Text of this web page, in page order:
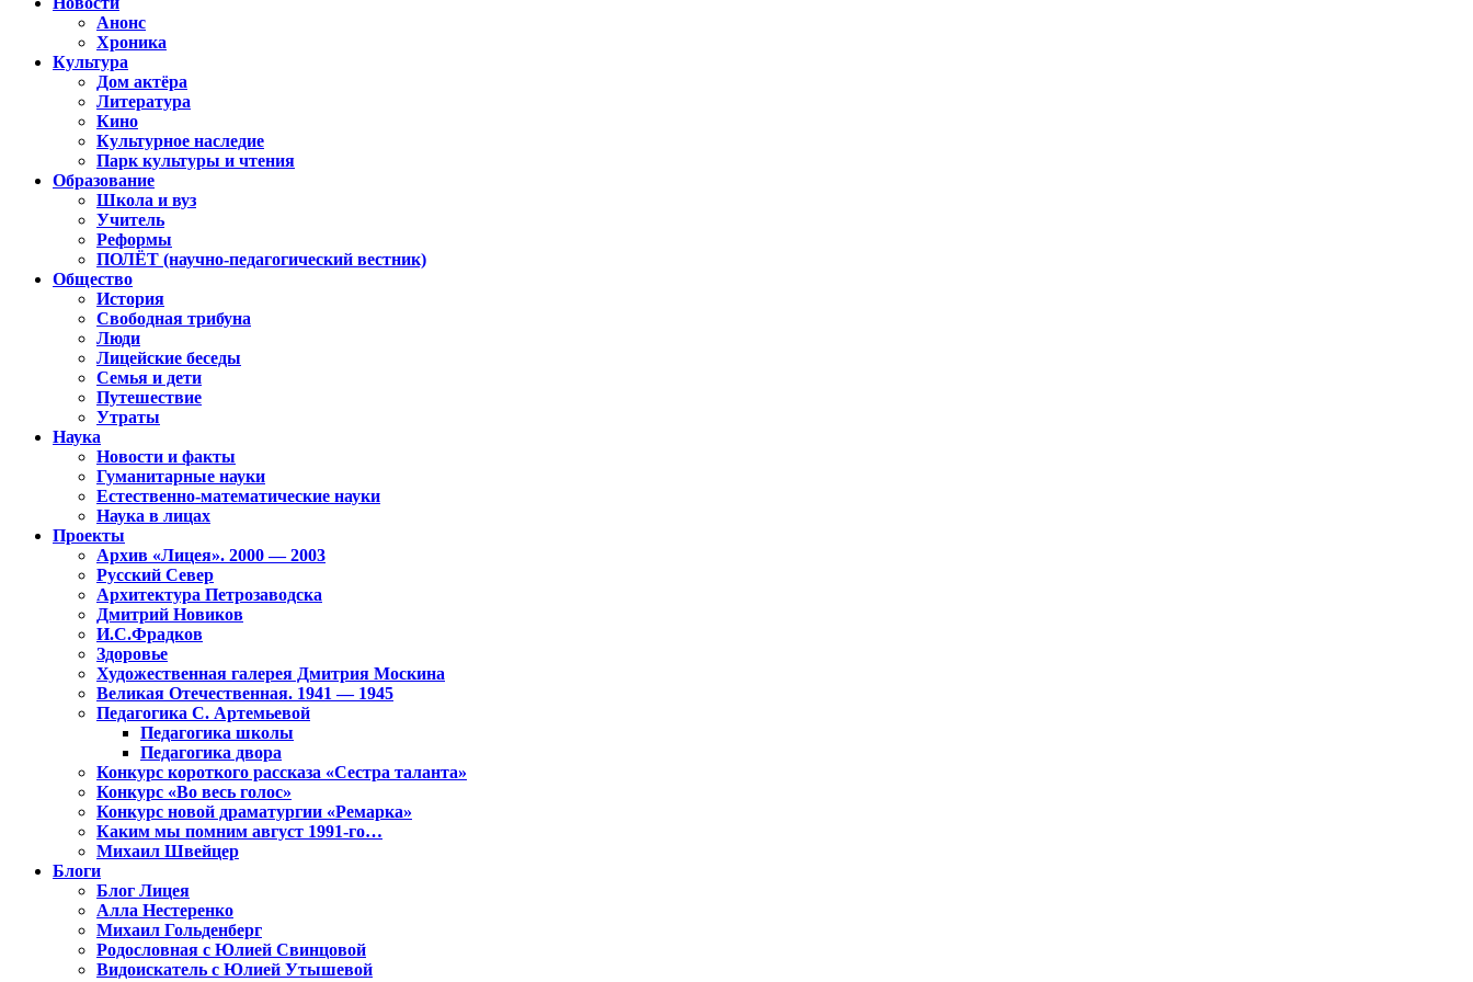
Анонс
Хроника
Культура
Дом актёра
Литература
Кино
Культурное наследие
Парк культуры и чтения
Образование
Школа и вуз
Учитель
Реформы
ПОЛЁТ (научно-педагогический вестник)
Общество
История
Свободная трибуна
Люди
Лицейские беседы
Семья и дети
Путешествие
Утраты
Наука
Новости и факты
Гуманитарные науки
Естественно-математические науки
Наука в лицах
Проекты
Архив «Лицея». 2000 — 2003
Русский Север
Архитектура Петрозаводска
Дмитрий Новиков
И.С.Фрадков
Здоровье
Художественная галерея Дмитрия Москина
Великая Отечественная. 1941 — 1945
Педагогика С. Артемьевой
Педагогика школы
Педагогика двора
Конкурс короткого рассказа «Сестра таланта»
Конкурс «Во весь голос»
Конкурс новой драматургии «Ремарка»
Каким мы помним август 1991-го…
Михаил Швейцер
Блоги
Блог Лицея
Алла Нестеренко
Михаил Гольденберг
Родословная с Юлией Свинцовой
Видоискатель с Юлией Утышевой